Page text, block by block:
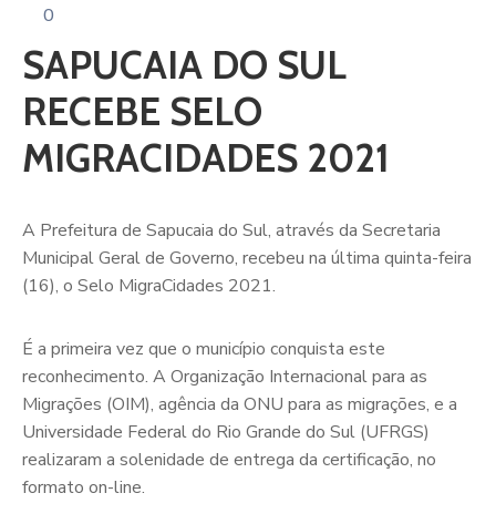
0
SAPUCAIA DO SUL
RECEBE SELO
MIGRACIDADES 2021
A Prefeitura de Sapucaia do Sul, através da Secretaria
Municipal Geral de Governo, recebeu na última quinta-feira
(16), o Selo MigraCidades 2021.
É a primeira vez que o município conquista este
reconhecimento. A Organização Internacional para as
Migrações (OIM), agência da ONU para as migrações, e a
Universidade Federal do Rio Grande do Sul (UFRGS)
realizaram a solenidade de entrega da certificação, no
formato on-line.